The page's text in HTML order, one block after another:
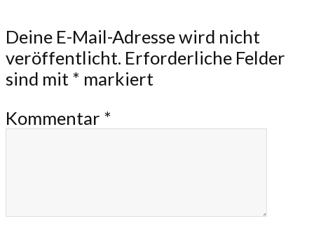
Deine E-Mail-Adresse wird nicht
veröffentlicht. Erforderliche Felder
sind mit * markiert
Kommentar *